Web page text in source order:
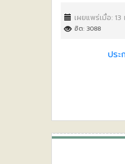
เผยแพร่เมื่อ:
ฮิต: 3088
ประ